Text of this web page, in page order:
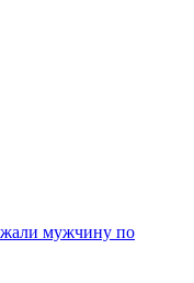
мужчину по